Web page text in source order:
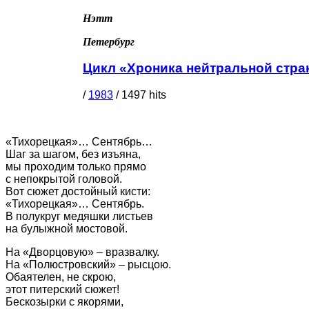
Нэтт
Петербург
Цикл «Хроника нейтральной
/ 1983 / 1497 hits
«Тихорецкая»… Сентябрь…
Шаг за шагом, без изъяна,
мы проходим только прямо
с непокрытой головой.
Вот сюжет достойный кисти:
«Тихорецкая»… Сентябрь.
В полукруг медяшки листьев
на булыжной мостовой.
На «Дворцовую» – вразвалку.
На «Полюстровский» – рысцою.
Обаятелен, не скрою,
этот питерский сюжет!
Бескозырки с якорями,